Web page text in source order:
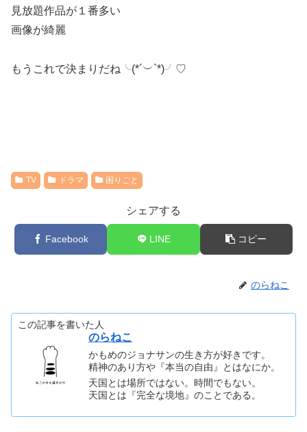
見放題作品が１番多い
画像が綺麗
もうこれで決まりだね╰(*´︶`*)╯♡
TV ドラマ 困りごと
シェアする
Facebook LINE コピー
のらねこ
この記事を書いた人
のらねこ
かもめのジョナサンの生き方が好きです。
精神のあり方や『本当の自由』とはなにか。
天国とは場所ではない。時間でもない。
天国とは『完全な境地』のことである。